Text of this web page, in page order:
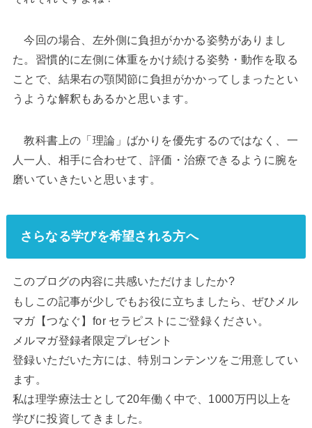
今回の場合、左外側に負担がかかる姿勢がありまし
た。習慣的に左側に体重をかけ続ける姿勢・動作を取る
ことで、結果右の顎関節に負担がかかってしまったとい
うような解釈もあるかと思います。
教科書上の「理論」ばかりを優先するのではなく、一
人一人、相手に合わせて、評価・治療できるように腕を
磨いていきたいと思います。
さらなる学びを希望される方へ
このブログの内容に共感いただけましたか?
もしこの記事が少しでもお役に立ちましたら、ぜひメル
マガ【つなぐ】for セラピストにご登録ください。
メルマガ登録者限定プレゼント
登録いただいた方には、特別コンテンツをご用意してい
ます。
私は理学療法士として20年働く中で、1000万円以上を
学びに投資してきました。